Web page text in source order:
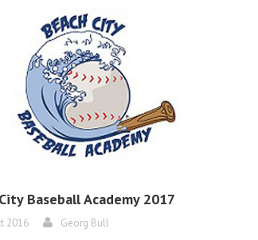
Baseball Academy 2017
2016 Georg Bull